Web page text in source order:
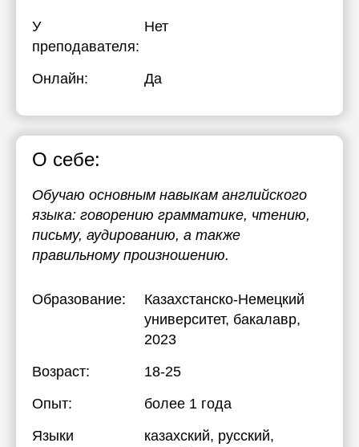
У
преподавателя:
Нет
Онлайн: Да
О себе:
Обучаю основным навыкам английского
языка: говорению грамматике, чтению,
письму, аудированию, а также
правильному произношению.
Образование:
Казахстанско-Немецкий
университет, бакалавр,
2023
Возраст:
18-25
Опыт:
более 1 года
Языки
казахский, русский,